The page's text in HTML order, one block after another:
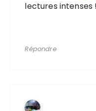
lectures intenses !
Répondre